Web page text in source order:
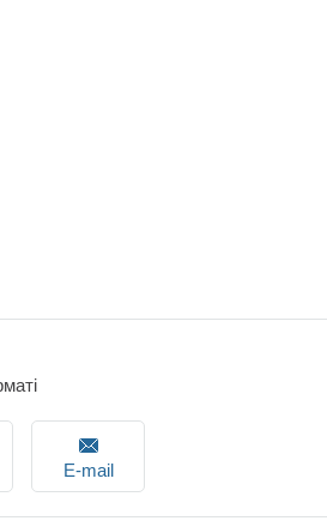
E-mail